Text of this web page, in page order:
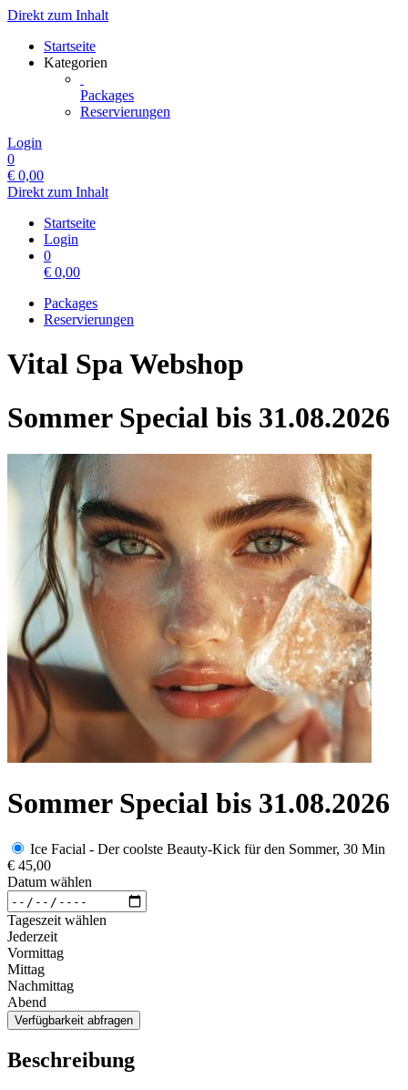
Direkt zum Inhalt
Startseite
Kategorien
Packages
Reservierungen
Login
0
€ 0,00
Direkt zum Inhalt
Startseite
Login
0
€ 0,00
Packages
Reservierungen
Vital Spa Webshop
Sommer Special bis 31.08.2026
Sommer Special bis 31.08.2026
Ice Facial - Der coolste Beauty-Kick für den Sommer, 30 Min
€ 45,00
Datum wählen
Tageszeit wählen
Jederzeit
Vormittag
Mittag
Nachmittag
Abend
Verfügbarkeit abfragen
Beschreibung